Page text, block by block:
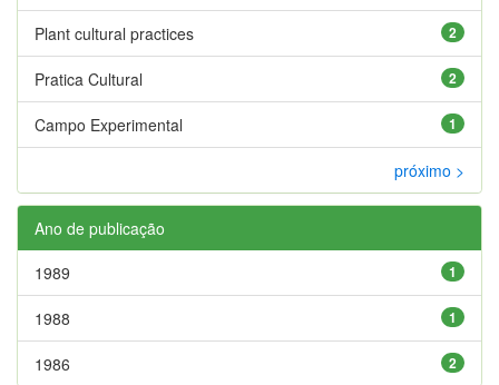
2
Plant cultural practices
2
Pratica Cultural
1
Campo Experimental
próximo >
Ano de publicação
1
1989
1
1988
2
1986